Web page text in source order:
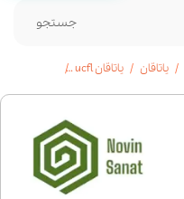
جستجو
یاتاقان یاتاقان ucfl